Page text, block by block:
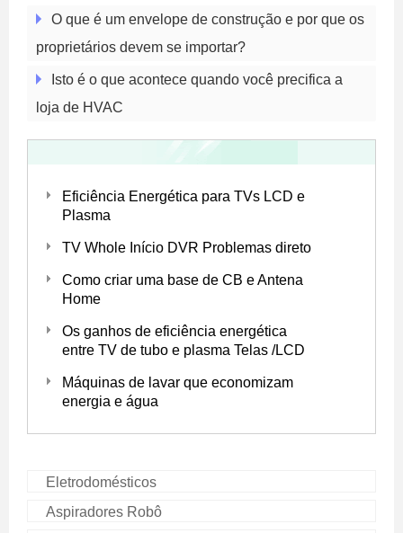
O que é um envelope de construção e por que os
proprietários devem se importar?
Isto é o que acontece quando você precifica a
loja de HVAC
Eficiência Energética para TVs LCD e
Plasma
TV Whole Início DVR Problemas direto
Como criar uma base de CB e Antena
Home
Os ganhos de eficiência energética
entre TV de tubo e plasma Telas /LCD
Máquinas de lavar que economizam
energia e água
Eletrodomésticos
Aspiradores Robô